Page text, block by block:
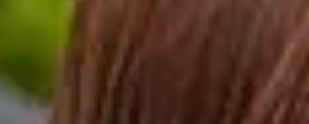
的申请人不符合资格。